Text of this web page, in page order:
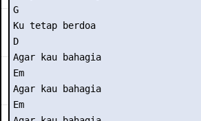
G
Ku tetap berdoa
D
Agar kau bahagia
Em
Agar kau bahagia
Em